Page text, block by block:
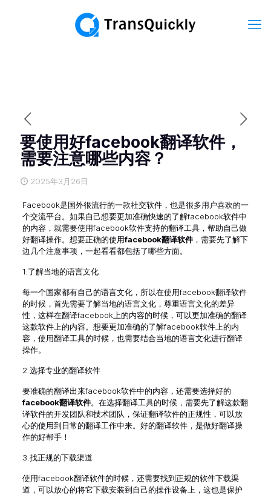
要使用好facebook翻译软件，
需要注意哪些内容？
2025年3月26日
Facebook是国外很流行的一款社交软件，也是很多用户喜欢的一
个交流平台。如果自己想要更加准确快速的了解facebook软件中
的内容，就需要使用facebook软件支持的翻译工具，帮助自己做
好翻译操作。想要正确的使用facebook翻译软件，需要先了解下
边几个注意事项，一起看看都包括了哪些方面。
1.了解当地的语言文化
每一个国家都有自己的语言文化，所以在使用facebook翻译软件
的时候，首先需要了解当地的语言文化，尊重语言文化的差异
性，这样在翻译facebook上的内容的时候，可以更加准确的翻译
这款软件上的内容。想要更加准确的了解facebook软件上的内
容，使用翻译工具的时候，也需要结合当地的语言文化进行翻译
操作。
2.选择专业的翻译软件
要准确的翻译出来facebook软件中的内容，还需要选择好的
facebook翻译软件。在选择翻译工具的时候，需要先了解这款翻
译软件的开发团队和技术团队，保证翻译软件的正规性，可以放
心的使用到日常的翻译工作中来。好的翻译软件，是做好翻译操
作的好帮手！
3.找正规的下载渠道
使用facebook翻译软件的时候，还需要找到正规的软件下载渠
道，可以放心的将它下载安装到自己的操作设备上，这也是保护